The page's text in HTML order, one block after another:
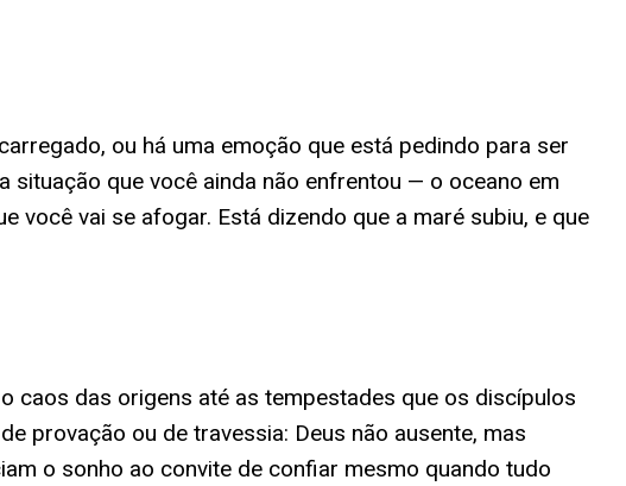
ou há uma emoção que está pedindo para ser
situação que você ainda não enfrentou — o oceano em
você vai se afogar. Está dizendo que a maré subiu, e que
caos das origens até as tempestades que os discípulos
provação ou de travessia: Deus não ausente, mas
o sonho ao convite de confiar mesmo quando tudo